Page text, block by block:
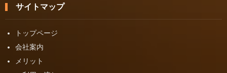
サイトマップ
トップページ
会社案内
メリット